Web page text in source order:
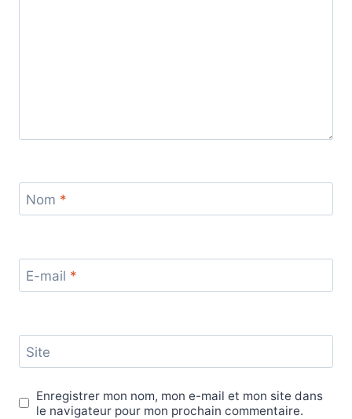
Nom *
E-mail *
Site
Enregistrer mon nom, mon e-mail et mon site dans
le navigateur pour mon prochain commentaire.